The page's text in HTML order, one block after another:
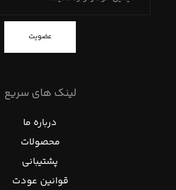
عضویت
لینک های سریع
درباره ما
محصولات
پشتیبانی
قوانین عودت